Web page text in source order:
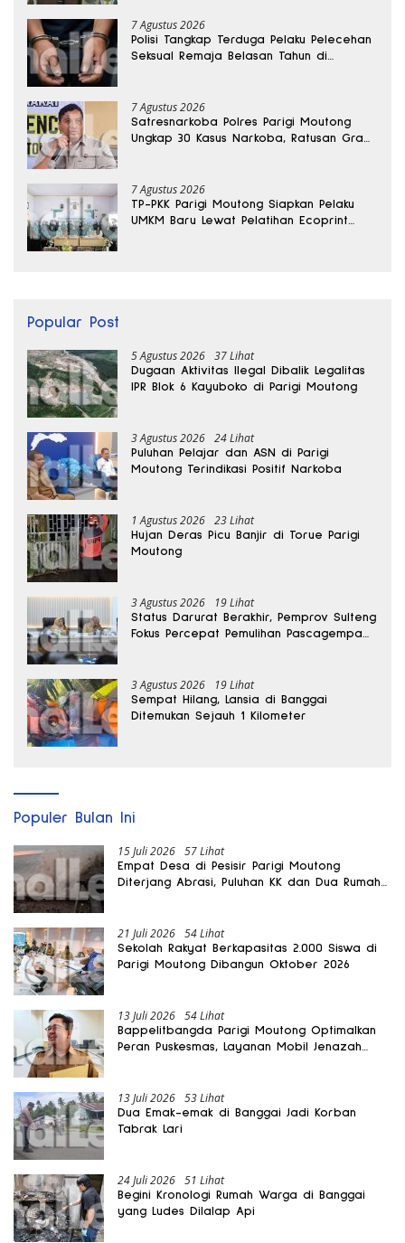
7 Agustus 2026
Polisi Tangkap Terduga Pelaku Pelecehan
Seksual Remaja Belasan Tahun di
7 Agustus 2026
Satresnarkoba Polres Parigi Moutong
Ungkap 30 Kasus Narkoba, Ratusan Gram
7 Agustus 2026
TP-PKK Parigi Moutong Siapkan Pelaku
UMKM Baru Lewat Pelatihan Ecoprint
Popular Post
5 Agustus 2026 37 Lihat
Dugaan Aktivitas Ilegal Dibalik Legalitas
IPR Blok 6 Kayuboko di Parigi Moutong
3 Agustus 2026 24 Lihat
Puluhan Pelajar dan ASN di Parigi
Moutong Terindikasi Positif Narkoba
1 Agustus 2026 23 Lihat
Hujan Deras Picu Banjir di Torue Parigi
Moutong
3 Agustus 2026 19 Lihat
Status Darurat Berakhir, Pemprov Sulteng
Fokus Percepat Pemulihan Pascagempa
3 Agustus 2026 19 Lihat
Sempat Hilang, Lansia di Banggai
Ditemukan Sejauh 1 Kilometer
Populer Bulan Ini
15 Juli 2026 57 Lihat
Empat Desa di Pesisir Parigi Moutong
Diterjang Abrasi, Puluhan KK dan Dua Rumah
21 Juli 2026 54 Lihat
Sekolah Rakyat Berkapasitas 2.000 Siswa di
Parigi Moutong Dibangun Oktober 2026
13 Juli 2026 54 Lihat
Bappelitbangda Parigi Moutong Optimalkan
Peran Puskesmas, Layanan Mobil Jenazah
13 Juli 2026 53 Lihat
Dua Emak-emak di Banggai Jadi Korban
Tabrak Lari
24 Juli 2026 51 Lihat
Begini Kronologi Rumah Warga di Banggai
yang Ludes Dilalap Api